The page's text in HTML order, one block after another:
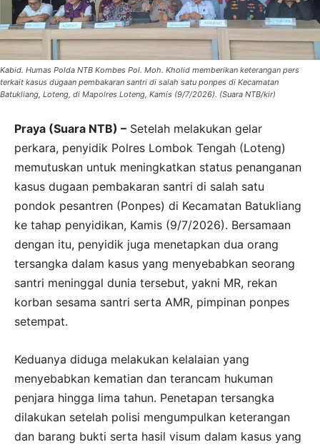
Kabid. Humas Polda NTB Kombes Pol. Moh. Kholid memberikan keterangan pers
terkait kasus dugaan pembakaran santri di salah satu ponpes di Kecamatan
Batukliang, Loteng, di Mapolres Loteng, Kamis (9/7/2026). (Suara NTB/kir)
Praya (Suara NTB) – Setelah melakukan gelar
perkara, penyidik Polres Lombok Tengah (Loteng)
memutuskan untuk meningkatkan status penanganan
kasus dugaan pembakaran santri di salah satu
pondok pesantren (Ponpes) di Kecamatan Batukliang
ke tahap penyidikan, Kamis (9/7/2026). Bersamaan
dengan itu, penyidik juga menetapkan dua orang
tersangka dalam kasus yang menyebabkan seorang
santri meninggal dunia tersebut, yakni MR, rekan
korban sesama santri serta AMR, pimpinan ponpes
setempat.
Keduanya diduga melakukan kelalaian yang
menyebabkan kematian dan terancam hukuman
penjara hingga lima tahun. Penetapan tersangka
dilakukan setelah polisi mengumpulkan keterangan
dan barang bukti serta hasil visum dalam kasus yang